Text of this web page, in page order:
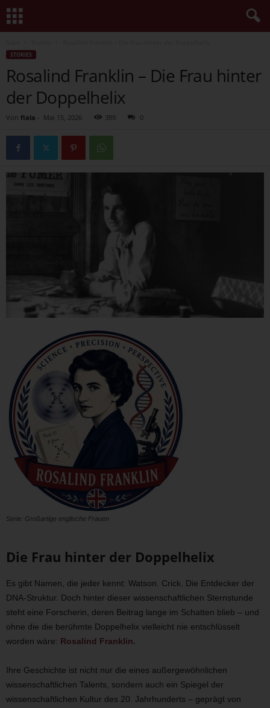
STORIES
Rosalind Franklin – Die Frau hinter
der Doppelhelix
Von fiala - Mai 15, 2026 389 0
Serie: Großartige englische Frauen
Die Frau hinter der Doppelhelix
Es gibt Namen, die jeder kennt: Watson. Crick. Die Entdecker der
DNA-Struktur. Doch hinter dieser wissenschaftlichen Sternstunde
steht eine Forscherin, deren Beitrag lange im Schatten blieb – und
ohne die die berühmte Doppelhelix vielleicht nie entschlüsselt
worden wäre: Rosalind Franklin.
Ihre Geschichte ist nicht nur die eines außergewöhnlichen
wissenschaftlichen Talents, sondern auch ein Spiegel der
wissenschaftlichen Kultur des 20. Jahrhunderts – geprägt von